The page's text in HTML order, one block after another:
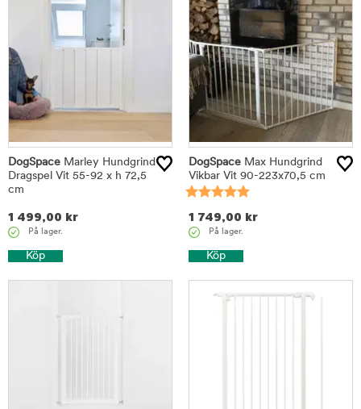
DogSpace Marley Hundgrind
Dragspel Vit 55-92 x h 72,5
cm
1 499,00 kr
På lager.
Köp
DogSpace Max Hundgrind
Vikbar Vit 90-223x70,5 cm
1 749,00 kr
På lager.
Köp